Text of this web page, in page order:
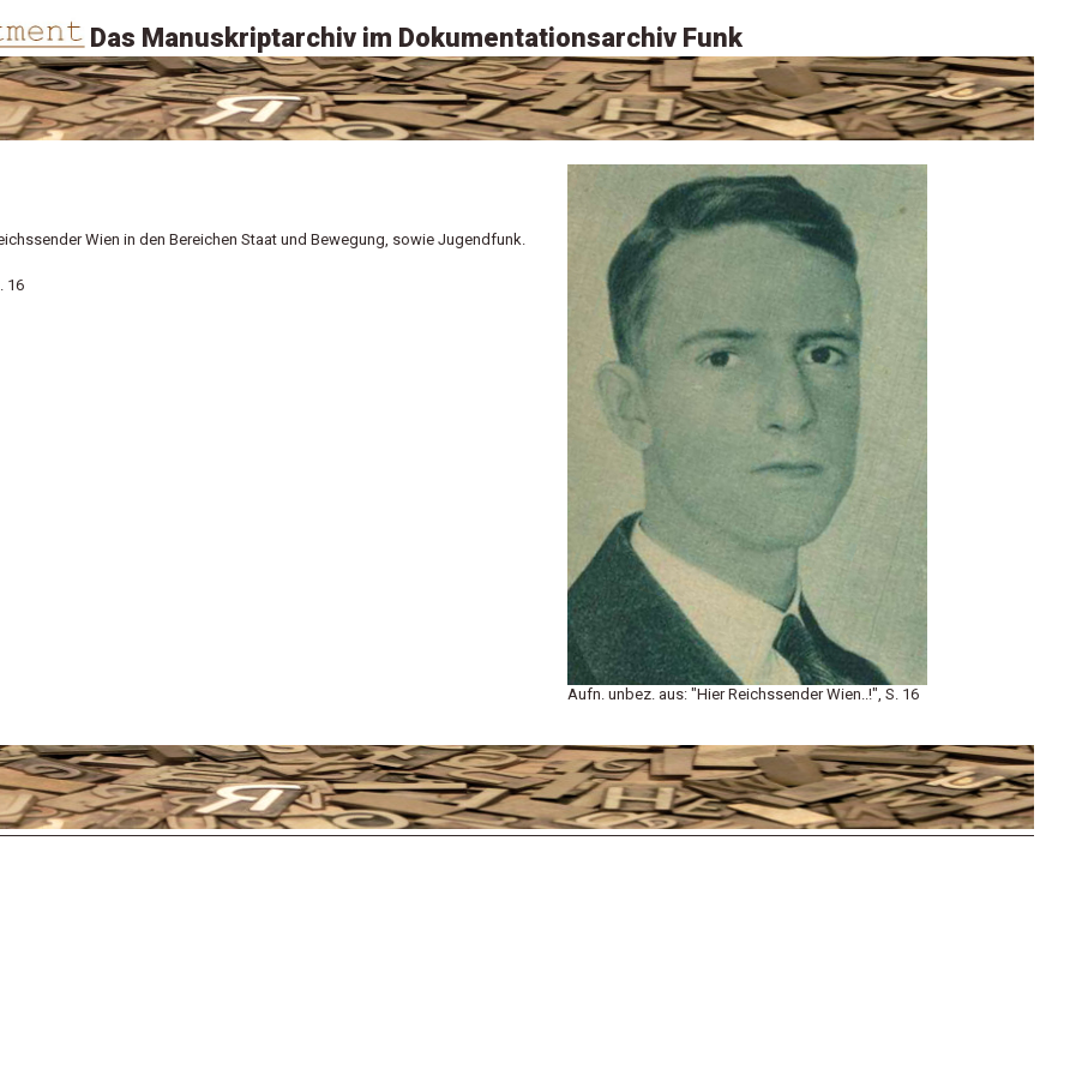
Das Manuskriptarchiv im Dokumentationsarchiv Funk
Wien in den Bereichen Staat und Bewegung, sowie Jugendfunk.
16
Aufn. unbez. aus: "Hier Reichssender Wien..!", S. 16